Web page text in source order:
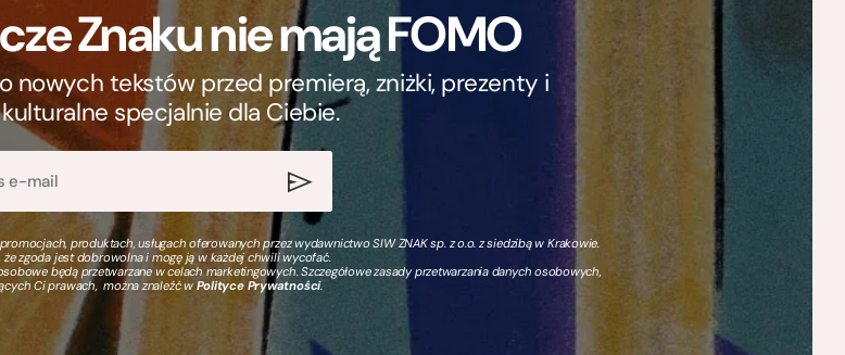
Znaku nie mają FOMO
nowych tekstów przed premierą, zniżki, prezenty i
specjalnie dla Ciebie.
produktach, usługach oferowanych przez wydawnictwo SIW ZNAK sp. z o.o. z siedzibą w Krakowie.
zgoda jest dobrowolna i mogę ją w każdej chwili wycofać.
będą przetwarzane w celach marketingowych. Szczegółowe zasady przetwarzania danych osobowych,
Ci prawach, można znaleźć wPolityce Prywatności.